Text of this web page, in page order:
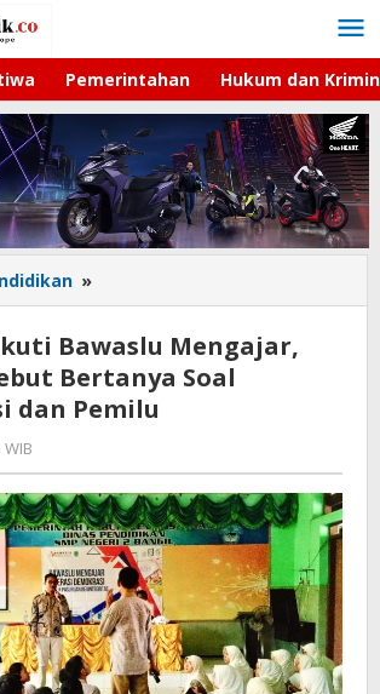
Pemerintahan Hukum dan
»
Ikuti
Bawaslu
Mengajar,
Siswa
Berebut
dan
Pemilu
Bawaslu Mengajar,
Bertanya Soal
dan Pemilu
WIB
Gagah
Saputra